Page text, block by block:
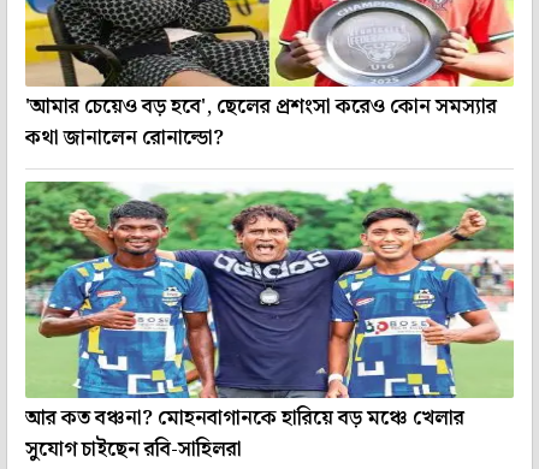
'আমার চেয়েও বড় হবে', ছেলের প্রশংসা করেও কোন সমস্যার
কথা জানালেন রোনাল্ডো?
আর কত বঞ্চনা? মোহনবাগানকে হারিয়ে বড় মঞ্চে খেলার
সুযোগ চাইছেন রবি-সাহিলরা